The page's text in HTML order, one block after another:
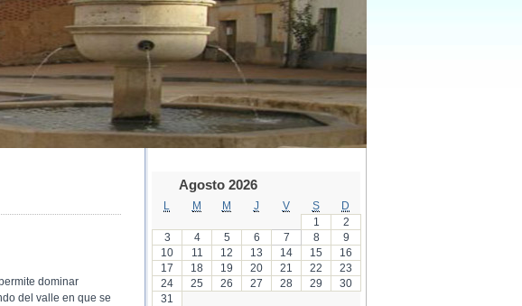
dominar
del valle en que se
Agosto 2026
M M J V S
D
1
2
3
4 5 6 7 8
9
10
11 12 13 14 15
16
17
18 19 20 21 22
23
24
25 26 27 28 29
30
31